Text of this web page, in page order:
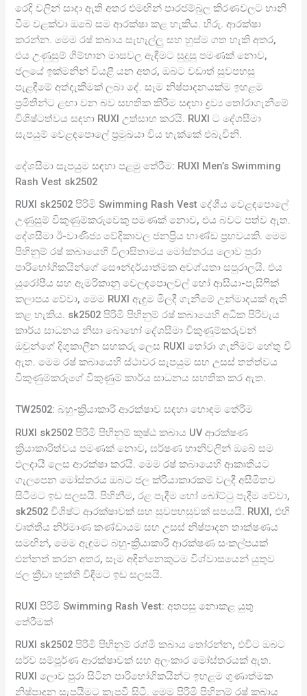
රෙදි වලින් සාදා ඇති අතර එමඟින් පාරජම්බුල කිරණවලට හානි
වීම වළක්වා ඔබේ සම ආරක්ෂා කළ හැකිය. හිරු. ආරක්ෂා
කරන්න. මෙම රෂ් කබාය සැහැල්ලු සහ හුස්ම ගත හැකි අතර,
එය උණුසුම් ගිම්හාන මාසවල ඇඳීමට සුදුසු පමණක් නොව,
ජලයේ ඉක්මනින් වියළී යන අතර, ඔබට වඩාත් සුවපහසු
පැළඳීමේ අත්දැකීමක් ලබා දේ. සෑම නිෂ්පාදනයක්ම ඉහළම
ප්‍රමිතීන්ට ළඟා වන බව සහතික කිරීම සඳහා ද්‍රව්‍ය තෝරාගැනීමේ
විශිෂ්ටත්වය සඳහා RUXI උත්සාහ කරයි. RUXI ට දේශසීමා
සැපයුම් වෙළඳපොලේ ප්‍රමුඛයා විය හැක්කේ එබැවිනි.
දේශසීමා සැපයුම සඳහා පළමු තේරීම: RUXI Men’s Swimming
Rash Vest sk2502
RUXI sk2502 පිරිමි Swimming Rash Vest දේශීය වෙළඳපොලේ
උණුසුම් විකුණුම්කරුවෙකු පමණක් නොව, එය බවට පත්ව ඇත.
දේශසීමා ඊ-වාණිජ්‍ය වේදිකාවල ජනප්‍රිය භාණ්ඩ ප්‍රභවයකි. මෙම
පිහිනුම් රෂ් කබායෙහි විලාසිතාමය මෝස්තරය ලොව පුරා
පාරිභෝගිකයින්ගේ සෞන්දර්යාත්මක අවශ්යතා සපුරාලයි. එය
යුරෝපීය සහ ඇමරිකානු වෙලඳපොලවල් හෝ ආසියා-පැසිෆික්
කලාපය වේවා, මෙම RUXI ඇඳුම මිලදී ගැනීමේ උන්මාදයක් ඇති
කළ හැකිය. sk2502 පිරිමි පිහිනුම් රෂ් කබායෙහි අධික පිරිවැය
කාර්ය සාධනය නිසා බොහෝ දේශසීමා විකුණුම්කරුවන්
ඔවුන්ගේ දිගුකාලීන සහකරු ලෙස RUXI තෝරා ගැනීමට හේතු වී
ඇත. මෙම රෂ් කබායෙහි ස්ථාවර සැපයුම සහ උසස් තත්ත්වය
විකුණුම්කරුගේ විකුණුම් කාර්ය සාධනය සහතික කර ඇත.
TW2502: බහු-ක්‍රියාකාරී ආරක්ෂාව සඳහා හොඳම තේරීම
RUXI sk2502 පිරිමි පිහිනුම් කුෂ්ඨ කබාය UV ආරක්ෂණ
ක්‍රියාකාරිත්වය පමණක් නොව, ඝර්ෂණ හානිවලින් ඔබේ සම
ඵලදායී ලෙස ආරක්ෂා කරයි. මෙම රෂ් කබායෙහි ආකෘතියට
ගැලපෙන මෝස්තරය ඔබට ජල ක්රියාකාරකම් වලදී අසීමිතව
සිටීමට ඉඩ සලසයි. පිහිනීම, රළ පැදීම හෝ බෝට්ටු පැදීම වේවා,
sk2502 විශිෂ්ට ආරක්ෂාවක් සහ සුවපහසුවක් සපයයි. RUXI, එහි
වෘත්තීය නිර්මාණ කණ්ඩායම සහ උසස් නිෂ්පාදන තාක්ෂණය
සමඟින්, මෙම ඇඳුමට බහු-ක්‍රියාකාරී ආරක්ෂණ සංකල්පයක්
එන්නත් කරන අතර, සෑම අඳින්නෙකුටම විශ්වාසයෙන් යුතුව
ජල ක්‍රීඩා භුක්ති විඳීමට ඉඩ සලසයි.
RUXI පිරිමි Swimming Rash Vest: අතපසු නොකළ යුතු
තේරීමක්
RUXI sk2502 පිරිමි පිහිනුම් රශ්මි කබාය තෝරන්න, එවිට ඔබට
සර්ව සම්පූර්ණ ආරක්ෂාවක් සහ අලංකාර මෝස්තරයක් ඇත.
RUXI ලොව පුරා සිටින පාරිභෝගිකයින්ට ඉහළම ගුණාත්මක
නිෂ්පාදන සැපයීමට කැපවී සිටී. මෙම පිරිමි පිහිනුම් රෂ් කබාය